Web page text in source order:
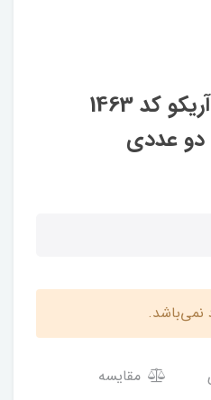
تیغه برف پاک کن آریکو کد 1463
دو عددی
نمی‌باشد.
مقایسه